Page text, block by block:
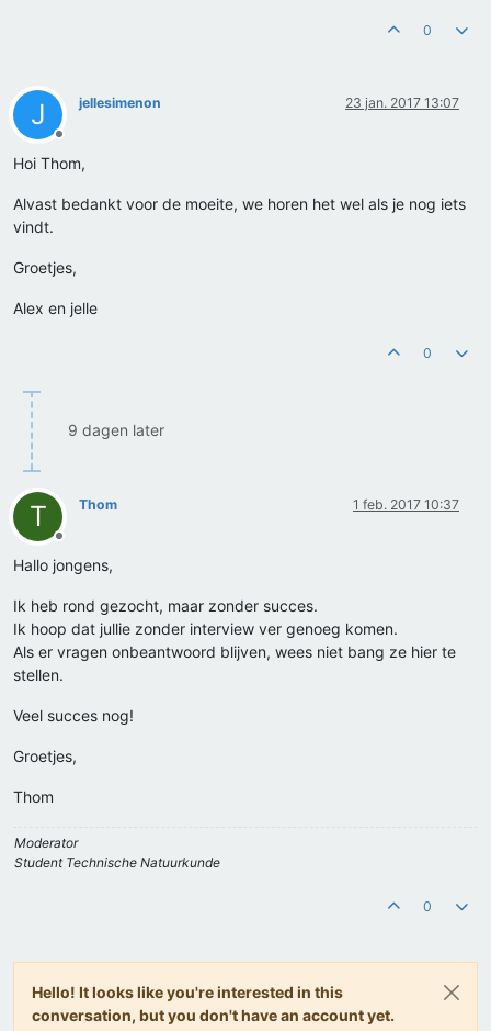
0
J
Offline
jellesimenon 23 jan. 2017 13:07
Hoi Thom,
Alvast bedankt voor de moeite, we horen het wel als je nog iets
vindt.
Groetjes,
Alex en jelle
0
9 dagen later
T
Offline
Thom 1 feb. 2017 10:37
Hallo jongens,
Ik heb rond gezocht, maar zonder succes.
Ik hoop dat jullie zonder interview ver genoeg komen.
Als er vragen onbeantwoord blijven, wees niet bang ze hier te
stellen.
Veel succes nog!
Groetjes,
Thom
Moderator
Student Technische Natuurkunde
0
Hello! It looks like you're interested in this
conversation, but you don't have an account yet.